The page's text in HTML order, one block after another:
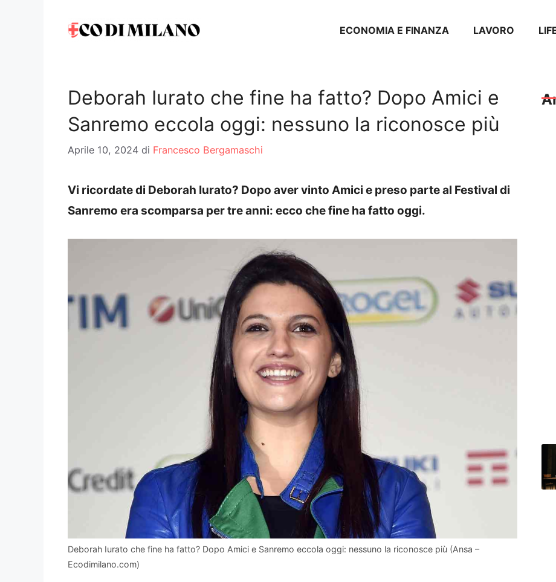
ECONOMIA E FINANZA LAVORO
Deborah Iurato che fine ha fatto? Dopo Amici e
Sanremo eccola oggi: nessuno la riconosce più
Aprile 10, 2024 di Francesco Bergamaschi
Vi ricordate di Deborah Iurato? Dopo aver vinto Amici e preso parte al Festival di
Sanremo era scomparsa per tre anni: ecco che fine ha fatto oggi.
Deborah Iurato che fine ha fatto? Dopo Amici e Sanremo eccola oggi: nessuno la riconosce più (Ansa –
Ecodimilano.com)